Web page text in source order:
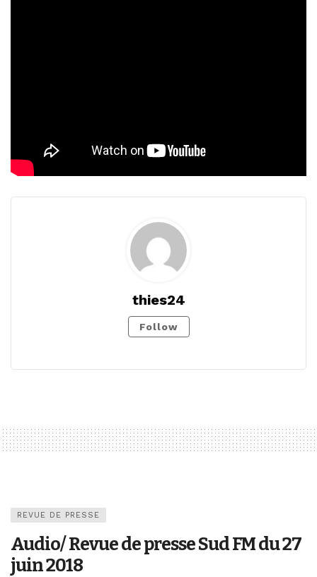
thies24
Follow
REVUE DE PRESSE
Audio/ Revue de presse Sud FM du 27
juin 2018